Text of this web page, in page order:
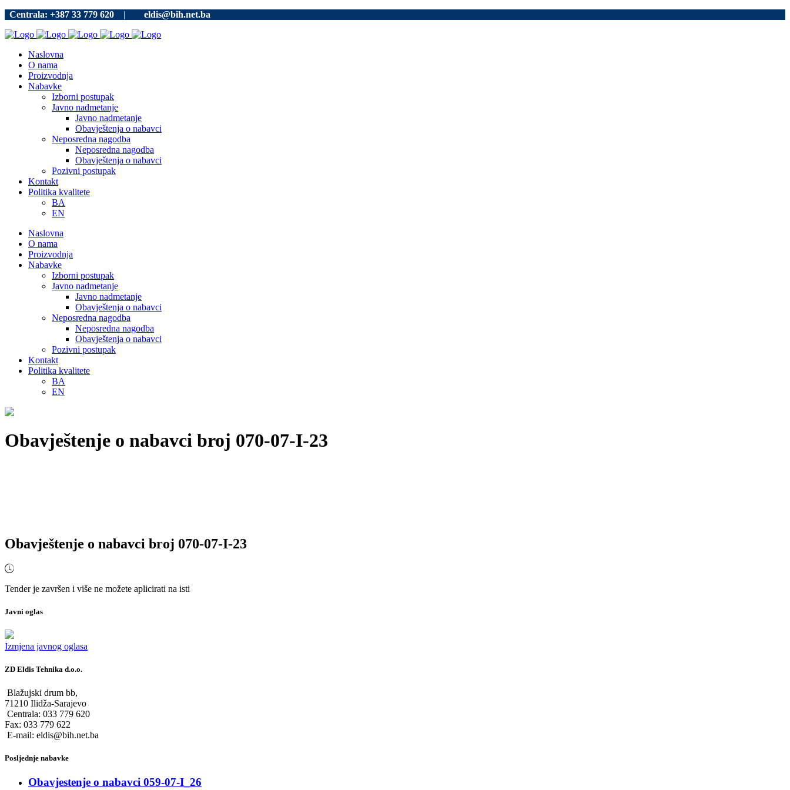
Centrala: +387 33 779 620 | eldis@bih.net.ba
Naslovna
O nama
Proizvodnja
Nabavke
Izborni postupak
Javno nadmetanje
Javno nadmetanje
Obavještenja o nabavci
Neposredna nagodba
Neposredna nagodba
Obavještenja o nabavci
Pozivni postupak
Kontakt
Politika kvalitete
BA
EN
Naslovna
O nama
Proizvodnja
Nabavke
Izborni postupak
Javno nadmetanje
Javno nadmetanje
Obavještenja o nabavci
Neposredna nagodba
Neposredna nagodba
Obavještenja o nabavci
Pozivni postupak
Kontakt
Politika kvalitete
BA
EN
Obavještenje o nabavci broj 070-07-I-23
Obavještenje o nabavci broj 070-07-I-23
Tender je završen i više ne možete aplicirati na isti
Javni oglas
Izmjena javnog oglasa
ZD Eldis Tehnika d.o.o.
Blažujski drum bb,
71210 Ilidža-Sarajevo
Centrala: 033 779 620
Fax: 033 779 622
E-mail: eldis@bih.net.ba
Posljednje nabavke
Obavjestenje o nabavci 059-07-I_26